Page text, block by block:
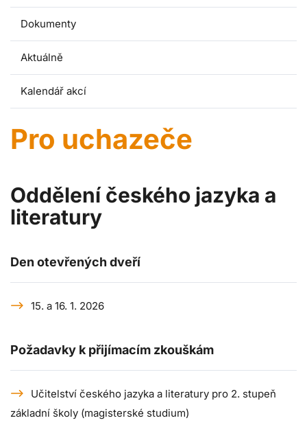
Dokumenty
Aktuálně
Kalendář akcí
Pro uchazeče
Oddělení českého jazyka a
literatury
Den otevřených dveří
15. a 16. 1. 2026
Požadavky k přijímacím zkouškám
Učitelství českého jazyka a literatury pro 2. stupeň
základní školy (magisterské studium)